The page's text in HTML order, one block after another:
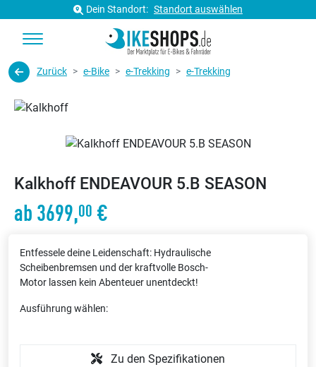
Dein Standort: Standort auswählen
Zurück e-Bike e-Trekking e-Trekking
Kalkhoff ENDEAVOUR 5.B SEASON
ab 3699,00 €
Entfessele deine Leidenschaft: Hydraulische
Scheibenbremsen und der kraftvolle Bosch-
Motor lassen kein Abenteuer unentdeckt!
Ausführung wählen:
Zu den Spezifikationen